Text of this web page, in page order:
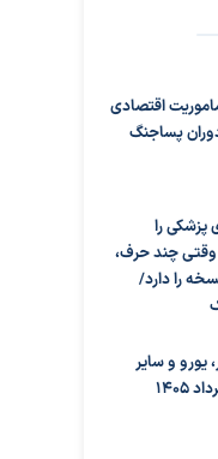
اقتصادی
پساجنگ
را
وقتی چند حرف،
را دارد/
یورو و سایر